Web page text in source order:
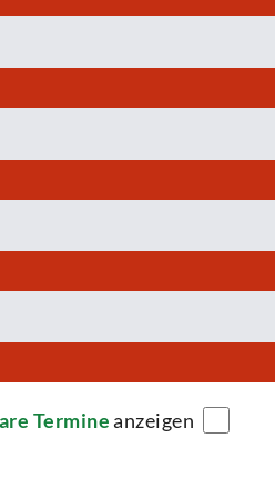
Termineanzeigen